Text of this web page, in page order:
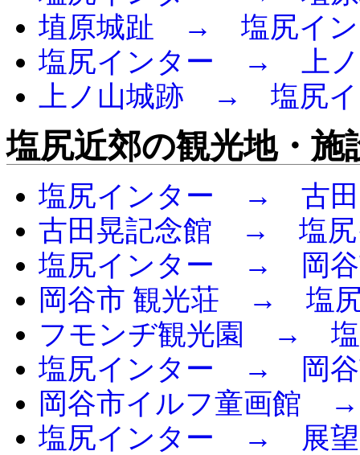
埴原城趾 → 塩尻イン
塩尻インター → 上ノ
上ノ山城跡 → 塩尻イ
塩尻近郊の観光地・施
塩尻インター → 古田
古田晃記念館 → 塩尻
塩尻インター → 岡谷
岡谷市 観光荘 → 塩尻
フモンヂ観光園 → 塩
塩尻インター → 岡谷
岡谷市イルフ童画館
塩尻インター → 展望